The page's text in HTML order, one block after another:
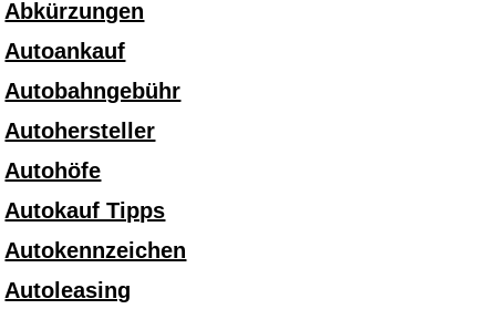
Abkürzungen
Autoankauf
Autobahngebühr
Autohersteller
Autohöfe
Autokauf Tipps
Autokennzeichen
Autoleasing